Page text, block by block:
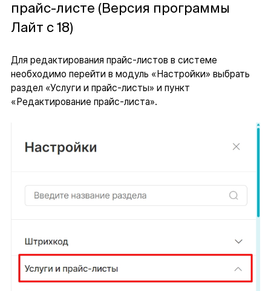
прайс-листе (Версия программы
Лайт с 18)
Для редактирования прайс-листов в системе
необходимо перейти в модуль «Настройки» выбрать
раздел «Услуги и прайс-листы» и пункт
«Редактирование прайс-листа».